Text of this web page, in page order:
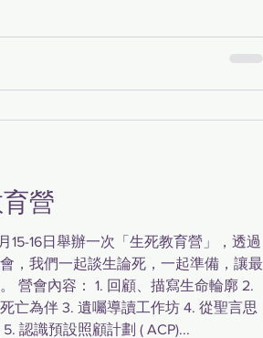
營
15-16日舉辦一次「生死教育營」，透過
，我們一起談生論死，一起準備，讓最
營會內容： 1. 回顧、描寫生命輪廓 2.
亡為伴 3. 遺囑導讀工作坊 4. 從聖言思
認識預設照顧計劃 ( ACP)...